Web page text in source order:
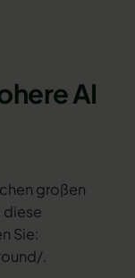
AI
großen
diese
Sie:
.